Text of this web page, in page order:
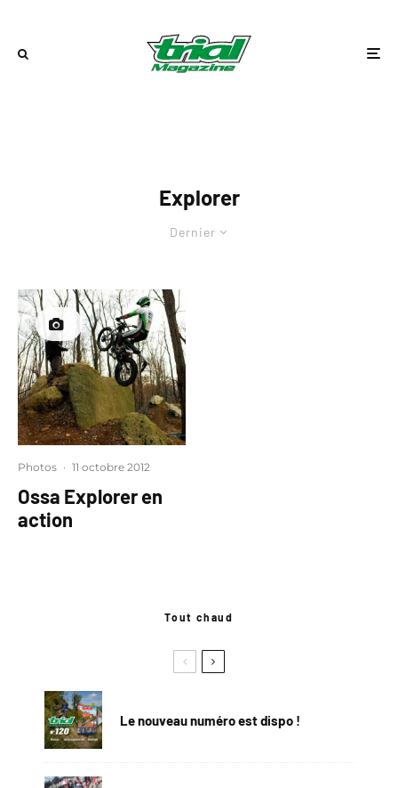
Explorer
Dernier
Photos · 11 octobre 2012
Ossa Explorer en
action
Tout chaud
Le nouveau numéro est dispo !